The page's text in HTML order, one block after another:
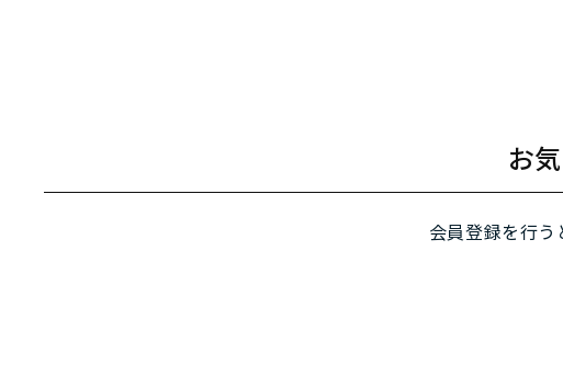
お
会員登録を行う